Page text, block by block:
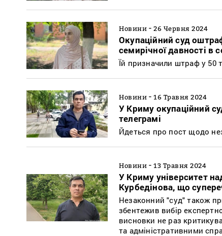
Новини - 26 Червня 2024
Окупаційний суд
семирічної давності в
Їй призначили штраф у 50
Новини - 16 Травня 2024
У Криму окупаційний
телеграмі
Йдеться про пост щодо
Новини - 13 Травня 2024
У Криму університет
Курбедінова, що
Незаконний "суд" також
збентежив вибір
висновки не раз
та адміністративними